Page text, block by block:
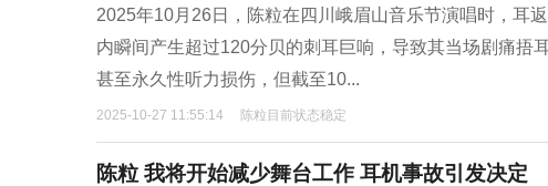
2025年10月26日，陈粒在四川峨眉山音乐节演唱时，耳
内瞬间产生超过120分贝的刺耳巨响，导致其当场剧痛捂
甚至永久性听力损伤，但截至10...
2025-10-27 11:55:14 陈粒目前状态稳定
陈粒 我将开始减少舞台工作 耳机事故引发决定